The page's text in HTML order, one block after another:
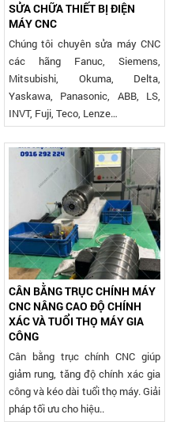
SỬA CHỮA THIẾT BỊ ĐIỆN
MÁY CNC
Chúng tôi chuyên sửa máy CNC
các hãng Fanuc, Siemens,
Mitsubishi, Okuma, Delta,
Yaskawa, Panasonic, ABB, LS,
INVT, Fuji, Teco, Lenze…
CÂN BẰNG TRỤC CHÍNH MÁY
CNC NÂNG CAO ĐỘ CHÍNH
XÁC VÀ TUỔI THỌ MÁY GIA
CÔNG
Cân bằng trục chính CNC giúp
giảm rung, tăng độ chính xác gia
công và kéo dài tuổi thọ máy. Giải
pháp tối ưu cho hiệu..